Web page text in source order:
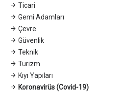
Ticari
Gemi Adamları
Çevre
Güvenlik
Teknik
Turizm
Kıyı Yapıları
Koronavirüs (Covid-19)